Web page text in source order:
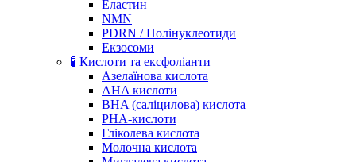
Еластин
NMN
PDRN / Полінуклеотиди
Екзосоми
🧪 Кислоти та ексфоліанти
Азелаїнова кислота
AHA кислоти
BHA (саліцилова) кислота
PHA-кислоти
Гліколева кислота
Молочна кислота